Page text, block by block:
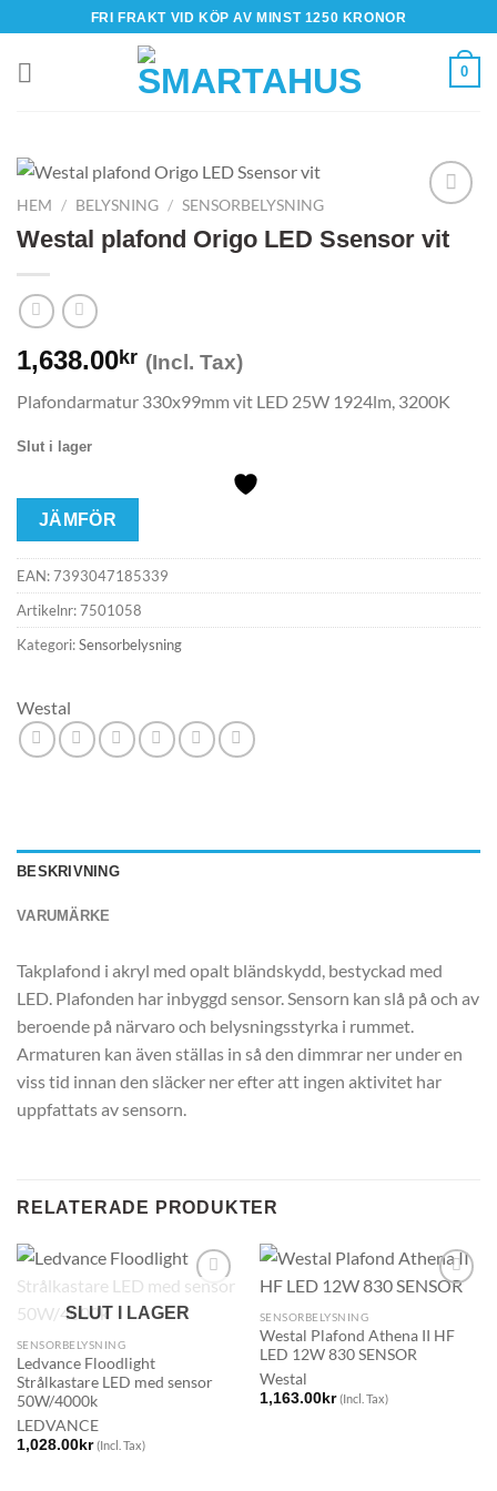
to
content
FRI FRAKT VID KÖP AV MINST 1250 KRONOR
0
HEM / BELYSNING / SENSORBELYSNING
Westal plafond Origo LED Ssensor vit
1,638.00kr (Incl. Tax)
Plafondarmatur 330x99mm vit LED 25W 1924lm, 3200K
Slut i lager
JÄMFÖR
EAN:7393047185339
Artikelnr:7501058
Kategori:Sensorbelysning
Westal
BESKRIVNING
VARUMÄRKE
Takplafond i akryl med opalt bländskydd, bestyckad med
LED. Plafonden har inbyggd sensor. Sensorn kan slå på och av
beroende på närvaro och belysningsstyrka i rummet.
Armaturen kan även ställas in så den dimmrar ner under en
viss tid innan den släcker ner efter att ingen aktivitet har
uppfattats av sensorn.
RELATERADE PRODUKTER
SLUT I LAGER
SENSORBELYSNING
Ledvance Floodlight
Strålkastare LED med sensor
50W/4000k
LEDVANCE
1,028.00kr (Incl. Tax)
SENSORBELYSNING
Westal Plafond Athena II HF
LED 12W 830 SENSOR
Westal
1,163.00kr (Incl. Tax)